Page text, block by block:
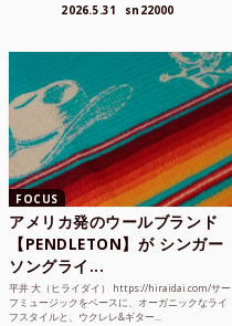
2026.5.31 sn22000
FOCUS
アメリカ発のウールブランド
【PENDLETON】が シンガー
ソングライ...
平井 大（ヒライダイ） https://hiraidai.com/サー
フミュージックをベースに、オーガニックなライ
フスタイルと、ウクレレ&ギター...